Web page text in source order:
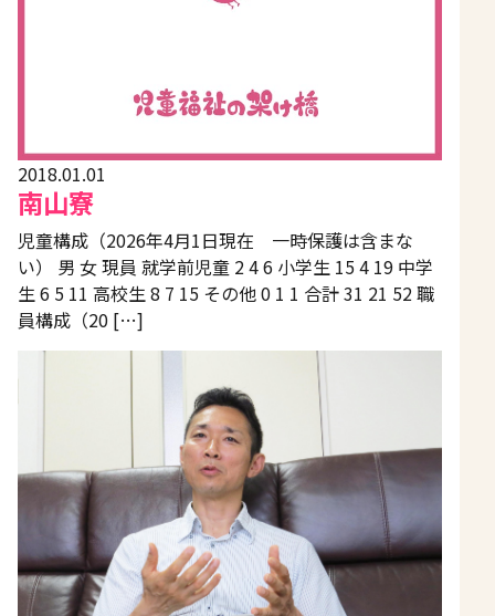
2018.01.01
南山寮
児童構成（2026年4月1日現在 一時保護は含まな
い） 男 女 現員 就学前児童 2 4 6 小学生 15 4 19 中学
生 6 5 11 高校生 8 7 15 その他 0 1 1 合計 31 21 52 職
員構成（20 […]